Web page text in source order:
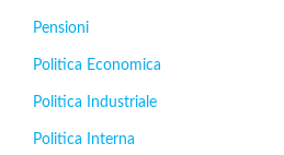
Pensioni
Politica Economica
Politica Industriale
Politica Interna